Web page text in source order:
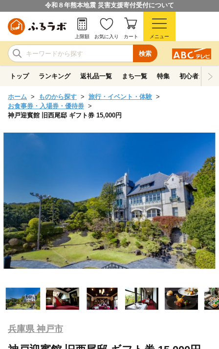
令和８年熊本地震 災害支援寄付受付について
検索
上限額 お気に入り カート メニュー
トップ ランキング 返礼品一覧 まち一覧 特集 初心者ガイド
ホーム ものから探す
旅行・イベント・体験
お食事券・入場券・優待券
神戸迎賓館 旧西尾邸 ギフト券 15,000円
兵庫県 神戸市